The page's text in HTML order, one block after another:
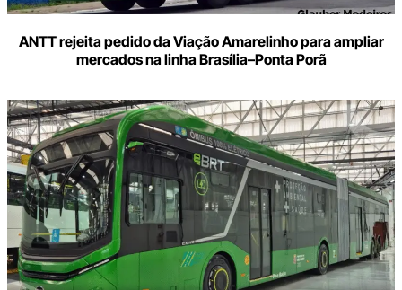
ANTT rejeita pedido da Viação Amarelinho para ampliar
mercados na linha Brasília–Ponta Porã